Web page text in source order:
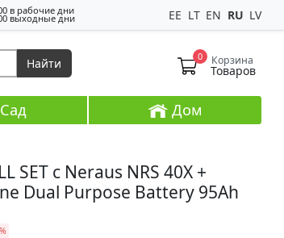
в рабочие дни
выходные дни EE LT EN RU LV
0 Корзина
Товаров
Найти
Сад Дом
SET c Neraus NRS 40X +
Dual Purpose Battery 95Ah